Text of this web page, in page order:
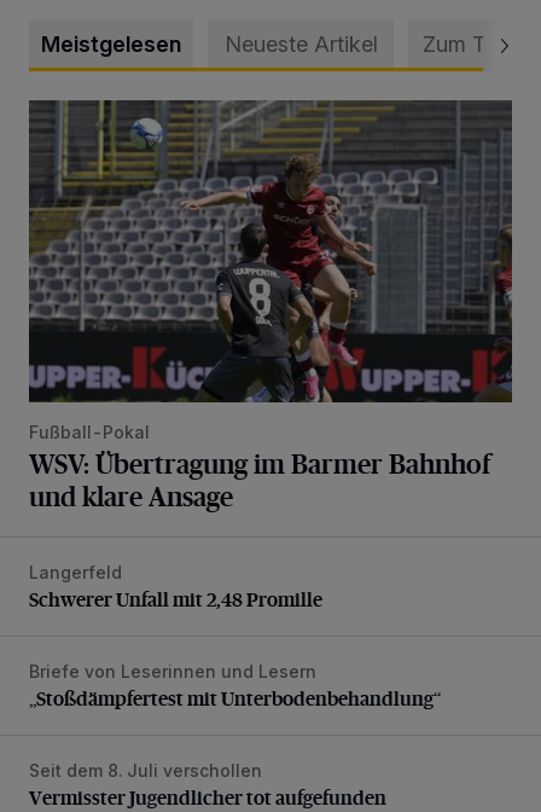
Meistgelesen Neueste Artikel Zum Thema
WSV: Übertragung im Barmer Bahnhof und klare Ansage
Fußball-Pokal
WSV: Übertragung im Barmer Bahnhof
und klare Ansage
Schwerer Unfall mit 2,48 Promille
Langerfeld
Schwerer Unfall mit 2,48 Promille
„Stoßdämpfertest mit Unterbodenbehandlung“
Briefe von Leserinnen und Lesern
„Stoßdämpfertest mit Unterbodenbehandlung“
Vermisster Jugendlicher tot aufgefunden
Seit dem 8. Juli verschollen
Vermisster Jugendlicher tot aufgefunden